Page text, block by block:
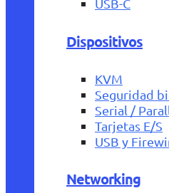
USB-C
Dispositivos
KVM
Seguridad
Serial /
Tarjetas E/S
USB y
Networking